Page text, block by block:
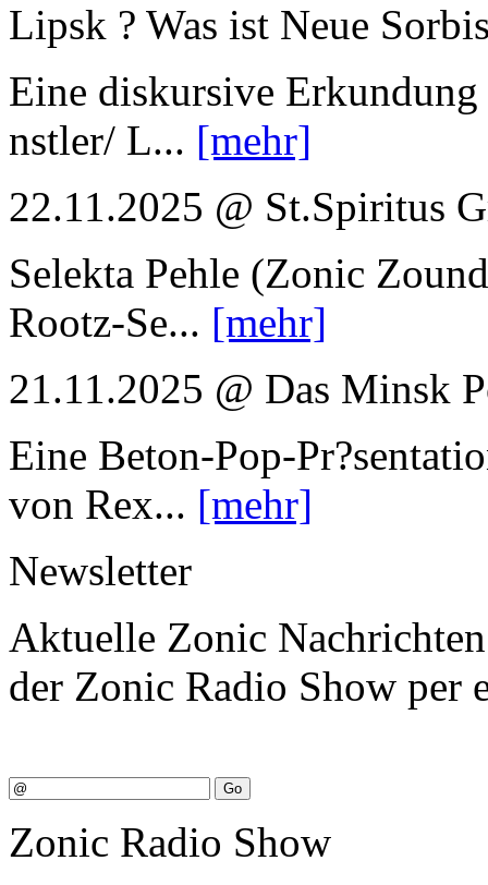
Lipsk ? Was ist Neue
Eine diskursive
nstler/ L... [mehr]
22.11.2025 @ St.Spiritus
Selekta Pehle (Zonic
Rootz-Se... [mehr]
21.11.2025 @ Das Minsk
Eine Beton-Pop-
von Rex... [mehr]
Newsletter
Aktuelle Zonic
der Zonic Radio Show per
Zonic Radio Show